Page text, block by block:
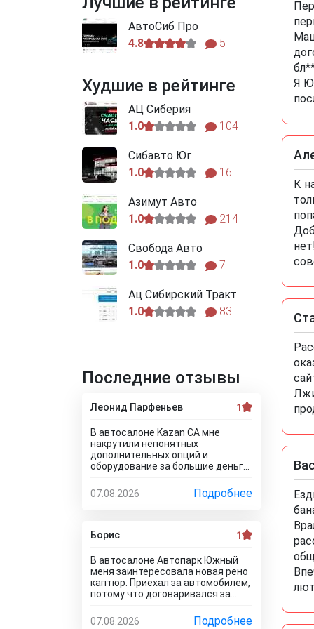
Я
К
АвтоСиб Про
4.8
5
Худшие в рейтинге
АЦ Сиберия
1.0
104
Сибавто Юг
1.0
16
Азимут Авто
1.0
214
Свобода Авто
1.0
7
Ац Сибирский Тракт
1.0
83
Последние отзывы
Леонид Парфеньев 1
В автосалоне Kazan CA мне
накрутили непонятных
дополнительных опций и
оборудование за большие деньги!
деньги! Менеджер салона мне
стал доказывать, что отказаться
происходит?! Отчего это
кидалово! Оставил салон без
автомобиля, потому что не хотел
его приобретать с допами за
большие деньги да и вам не
советую!
07.08.2026 Подробнее
Борис 1
В автосалоне Автопарк Южный
меня заинтересовала новая рено
каптюр. Приехал за автомобилем,
потому что договаривался за
что он только в подержанном
07.08.2026 Подробнее